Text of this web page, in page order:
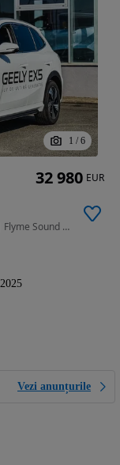
1 / 6
218 CP • EX5 MAX 218 CP Electric 425 km WLTP | Flyme Sound | Masaj & Ventilație
2025
Vezi anunțurile
32 980 EUR